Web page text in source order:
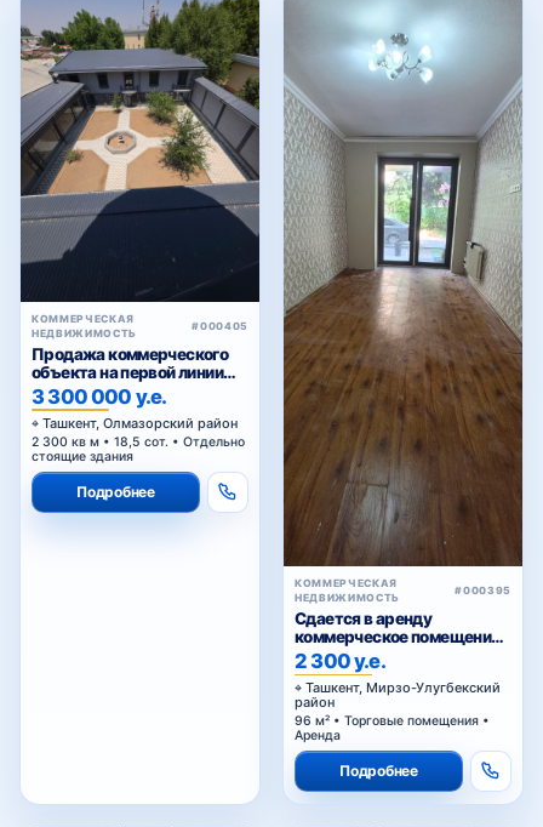
КОММЕРЧЕСКАЯ
НЕДВИЖИМОСТЬ
#000405
Продажа коммерческого
объекта на первой линии
Кольцевой дороги в
Ташкенте
3 300 000 у.е.
Ташкент, Олмазорский район
2 300 кв м • 18,5 сот. • Отдельно
стоящие здания
Подробнее
КОММЕРЧЕСКАЯ
НЕДВИЖИМОСТЬ
#000395
Сдается в аренду
коммерческое помещение
Ц1.
2 300 у.е.
Ташкент, Мирзо-Улугбекский
район
96 м² • Торговые помещения •
Аренда
Подробнее